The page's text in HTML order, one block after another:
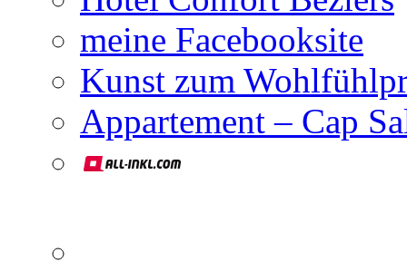
meine Facebooksite
Kunst zum
Appartement – Cap